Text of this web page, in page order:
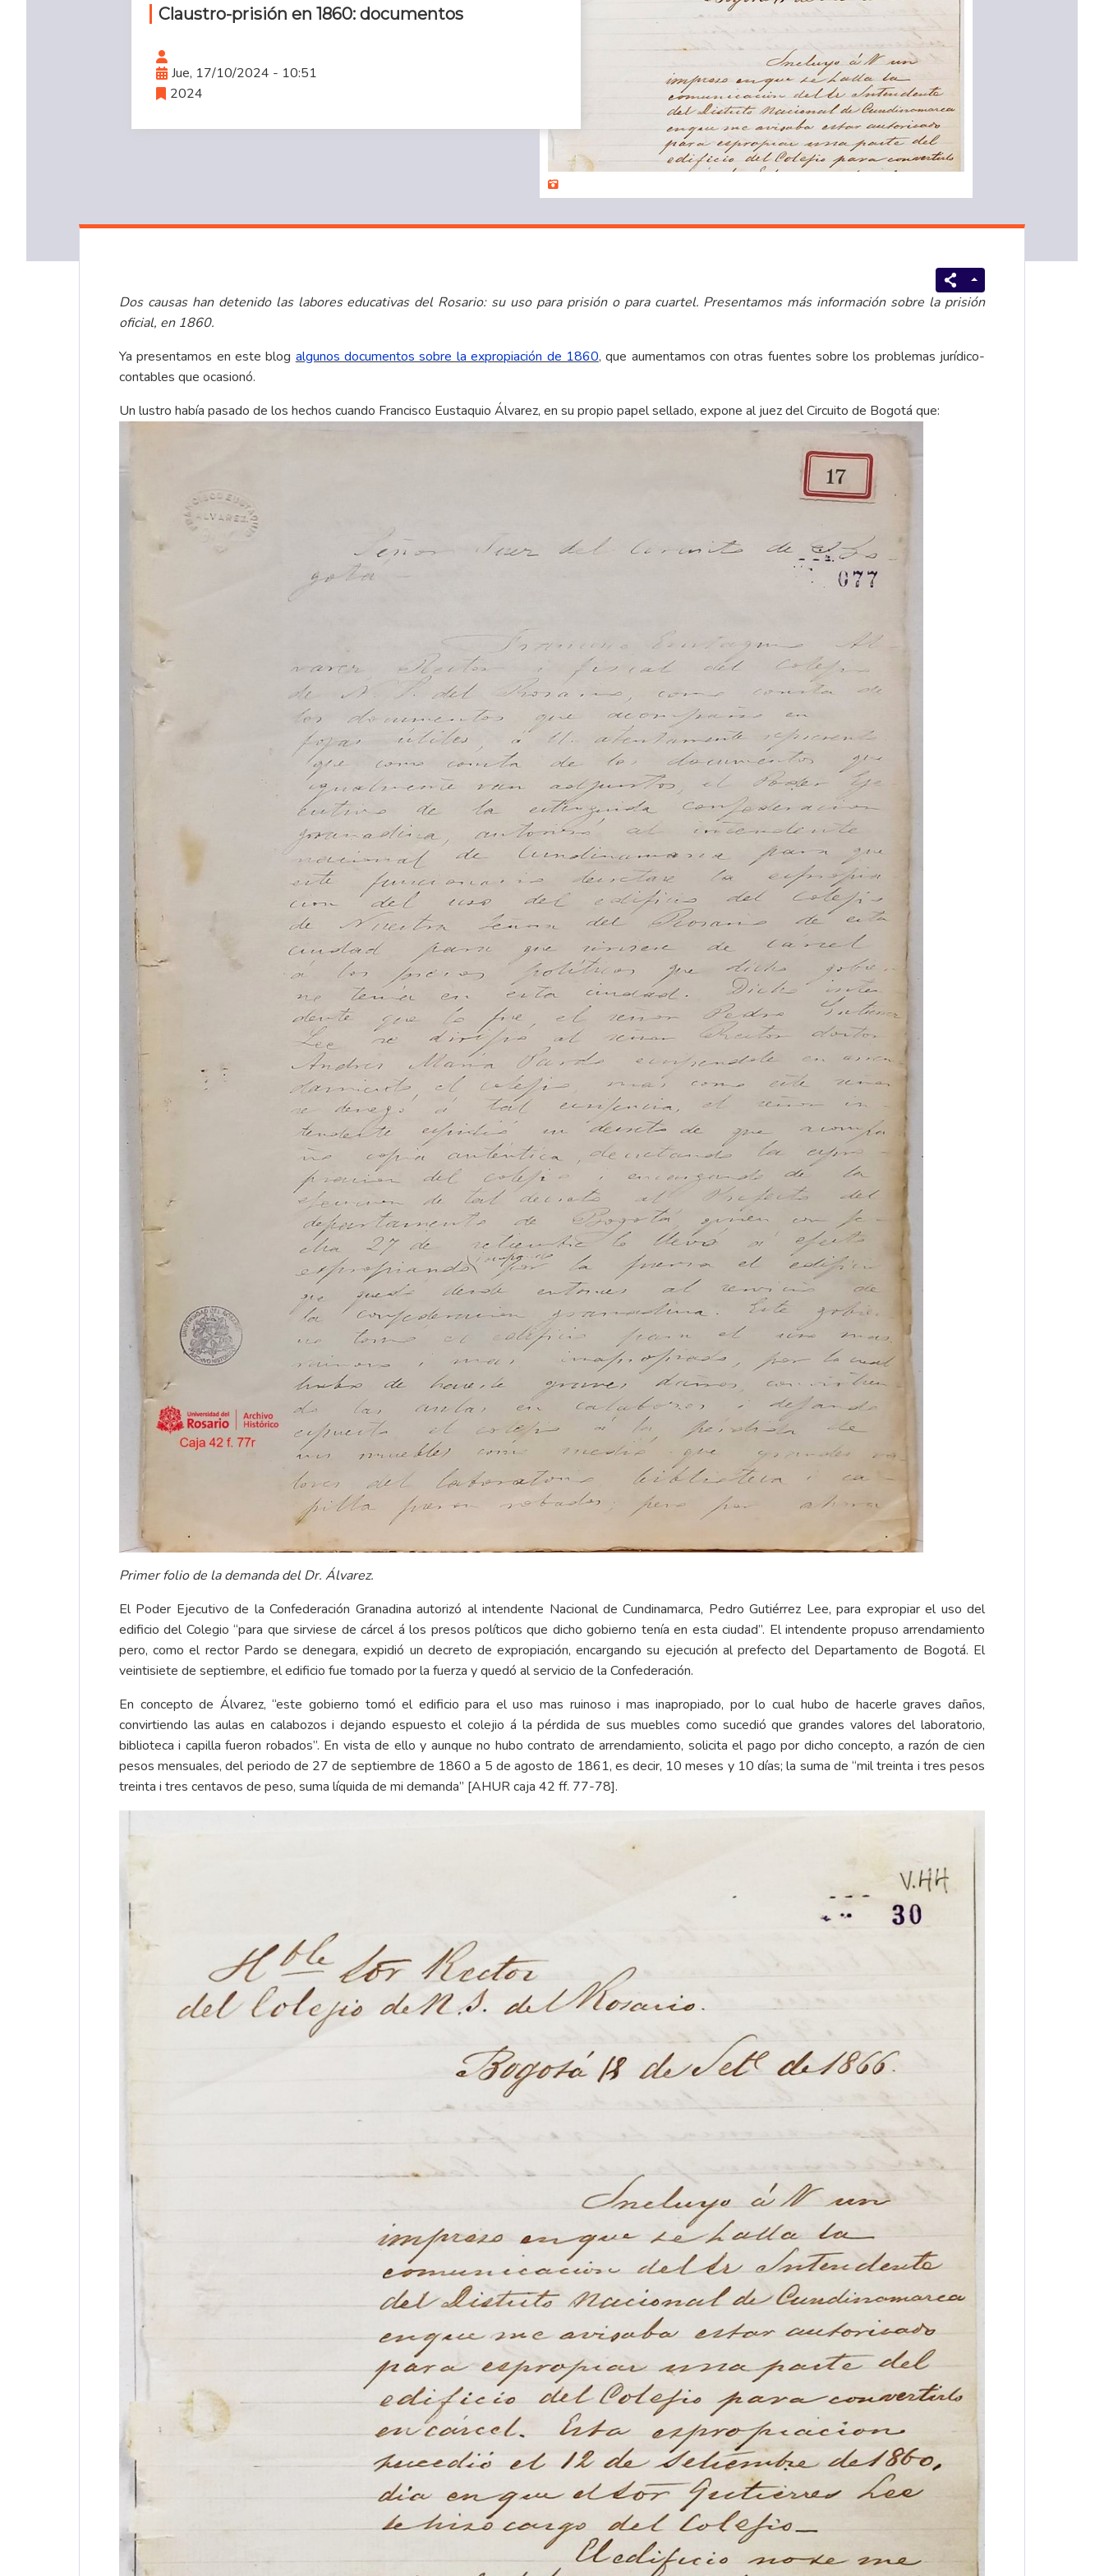
Claustro-prisión en 1860: documentos
Jue, 17/10/2024 - 10:51
2024
Dos causas han detenido las labores educativas del Rosario: su uso para prisión o para cuartel. Presentamos más información sobre la prisión
oficial, en 1860.
Ya presentamos en este blog algunos documentos sobre la expropiación de 1860, que aumentamos con otras fuentes sobre los problemas jurídico-
contables que ocasionó.
Un lustro había pasado de los hechos cuando Francisco Eustaquio Álvarez, en su propio papel sellado, expone al juez del Circuito de Bogotá que:
Primer folio de la demanda del Dr. Álvarez.
El Poder Ejecutivo de la Confederación Granadina autorizó al intendente Nacional de Cundinamarca, Pedro Gutiérrez Lee, para expropiar el uso del
edificio del Colegio “para que sirviese de cárcel á los presos políticos que dicho gobierno tenía en esta ciudad”. El intendente propuso arrendamiento
pero, como el rector Pardo se denegara, expidió un decreto de expropiación, encargando su ejecución al prefecto del Departamento de Bogotá. El
veintisiete de septiembre, el edificio fue tomado por la fuerza y quedó al servicio de la Confederación.
En concepto de Álvarez, “este gobierno tomó el edificio para el uso mas ruinoso i mas inapropiado, por lo cual hubo de hacerle graves daños,
convirtiendo las aulas en calabozos i dejando espuesto el colejio á la pérdida de sus muebles como sucedió que grandes valores del laboratorio,
biblioteca i capilla fueron robados”. En vista de ello y aunque no hubo contrato de arrendamiento, solicita el pago por dicho concepto, a razón de cien
pesos mensuales, del periodo de 27 de septiembre de 1860 a 5 de agosto de 1861, es decir, 10 meses y 10 días; la suma de “mil treinta i tres pesos
treinta i tres centavos de peso, suma líquida de mi demanda” [AHUR caja 42 ff. 77-78].